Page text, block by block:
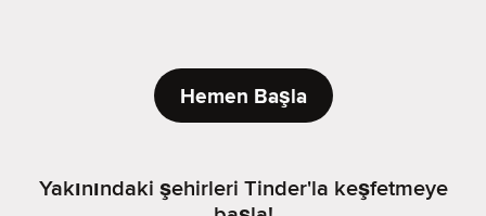
Hemen Başla
Yakınındaki şehirleri Tinder'la keşfetmeye